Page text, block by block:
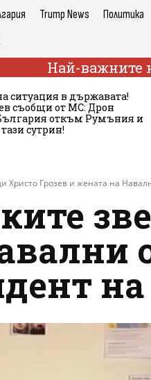
Trump News Политика
Най-важните
ситуация в държавата!
съобщи от МС: Дрон
откъм Румъния и
сутрин!
Христо Грозев и жената на